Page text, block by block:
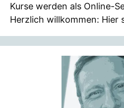
Kurse werden als Online-
Herzlich willkommen: Hier